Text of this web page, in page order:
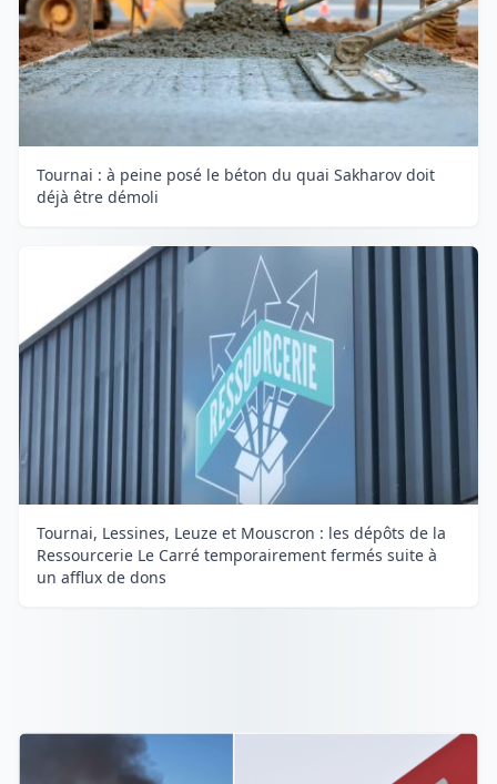
Tournai : à peine posé le béton du quai Sakharov doit
déjà être démoli
Tournai, Lessines, Leuze et Mouscron : les dépôts de la
Ressourcerie Le Carré temporairement fermés suite à
un afflux de dons